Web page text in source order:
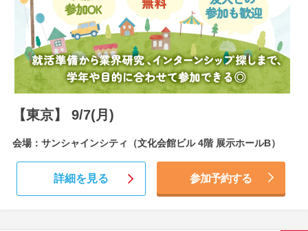
【東京】 9/7(月)
会場：サンシャインシティ（文化会館ビル 4階 展示ホールB）
詳細を見る 参加予約する